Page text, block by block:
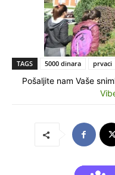
TAGS 5000 dinara prvaci
Pošaljite nam Vaše